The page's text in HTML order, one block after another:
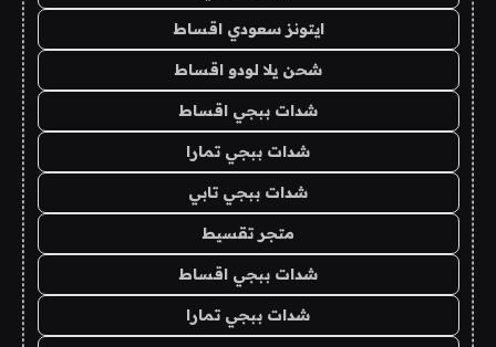
ايتونز سعودي اقساط
شحن يلا لودو اقساط
شدات ببجي اقساط
شدات ببجي تمارا
شدات ببجي تابي
متجر تقسيط
شدات ببجي اقساط
شدات ببجي تمارا